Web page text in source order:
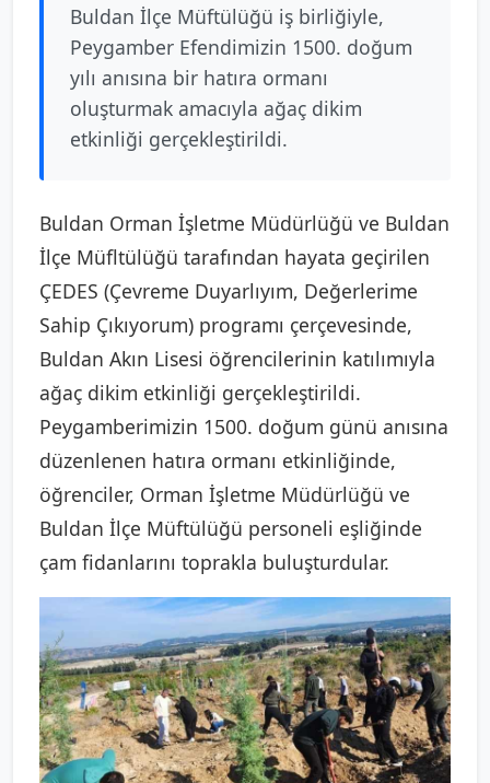
Buldan İlçe Müftülüğü iş birliğiyle,
Peygamber Efendimizin 1500. doğum
yılı anısına bir hatıra ormanı
oluşturmak amacıyla ağaç dikim
etkinliği gerçekleştirildi.
Buldan Orman İşletme Müdürlüğü ve Buldan
İlçe Müfltülüğü tarafından hayata geçirilen
ÇEDES (Çevreme Duyarlıyım, Değerlerime
Sahip Çıkıyorum) programı çerçevesinde,
Buldan Akın Lisesi öğrencilerinin katılımıyla
ağaç dikim etkinliği gerçekleştirildi.
Peygamberimizin 1500. doğum günü anısına
düzenlenen hatıra ormanı etkinliğinde,
öğrenciler, Orman İşletme Müdürlüğü ve
Buldan İlçe Müftülüğü personeli eşliğinde
çam fidanlarını toprakla buluşturdular.